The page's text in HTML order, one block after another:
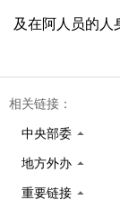
及在阿人员的人
相关链接：
中央部委
地方外办
重要链接